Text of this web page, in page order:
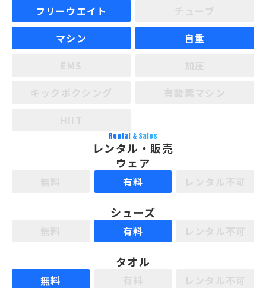
フリーウエイト
マシン
自重
Rental & Sales
レンタル・販売
ウェア
有料
シューズ
有料
タオル
無料